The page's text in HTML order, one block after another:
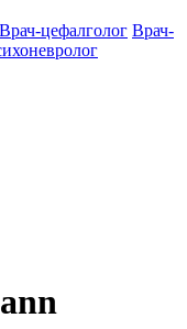
Врач-цефалголог Врач-